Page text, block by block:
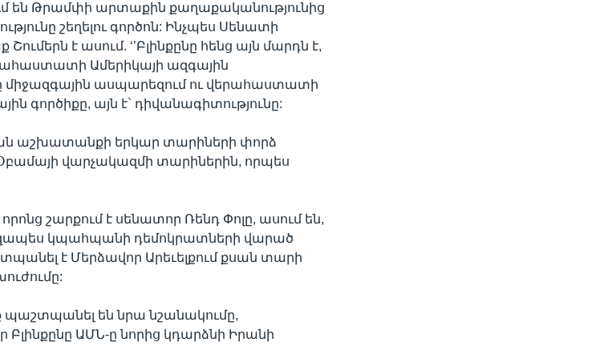
են Թրամփի արտաքին քաղաքականությունից
շեղելու գործոն: Ինչպես Սենատի
է ասում. ‘’Բլինքընը հենց այն մարդն է,
Ամերիկայի ազգային
ասպարեզում ու վերահաստատի
գործիքը, այն է` դիվանագիտությունը:
աշխատանքի երկար տարիների փորձ
Օբամայի վարչակազմի տարիներին, որպես
շարքում է սենատոր Ռենդ Փոլը, ասում են,
կպահպանի դեմոկրատների վարած
է Մերձավոր Արեւելքում քսան տարի
պաշտպանել են նրա նշանակումը,
Բլինքընը ԱՄՆ-ը նորից կդարձնի Իրանի